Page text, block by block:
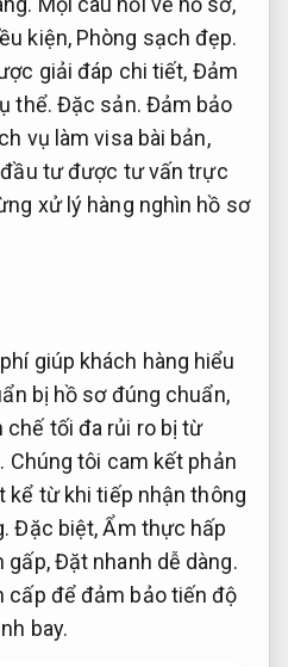
kiện, Phòng sạch đẹp.
giải đáp chi tiết, Đảm
thể. Đặc sản. Đảm bảo
vụ làm visa bài bản,
tư được tư vấn trực
xử lý hàng nghìn hồ sơ
giúp khách hàng hiểu
bị hồ sơ đúng chuẩn,
chế tối đa rủi ro bị từ
Chúng tôi cam kết phản
kể từ khi tiếp nhận thông
Đặc biệt,Ẩm thực hấp
gấp,Đặt nhanh dễ dàng.
cấp để đảm bảo tiến độ
bay.